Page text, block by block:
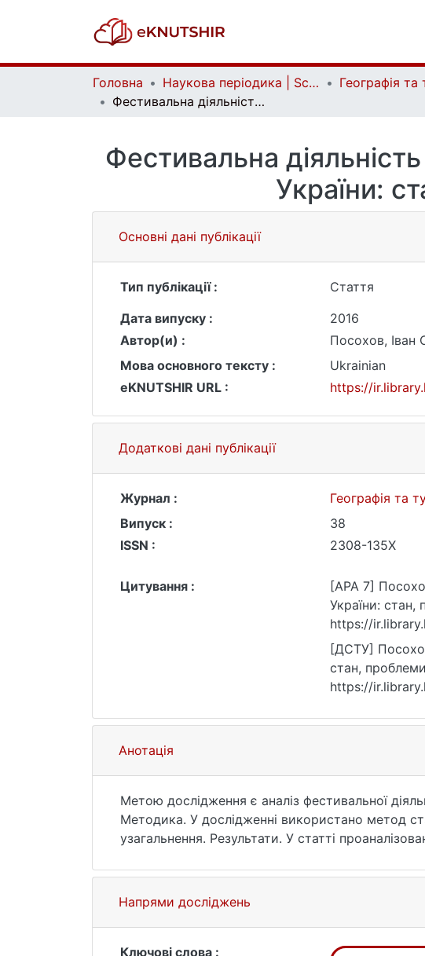
Головна Наукова періодика | Scientific periodicals
Фестивальна діяльність в контексті розвитку подієвого туризму України: стан, проблеми, перспективи
Фестивальна
України:
Основні дані публікації
Тип публікації :
Стаття
Дата випуску :
2016
Автор(и) :
Посохов, Іван
Мова основного тексту :
Ukrainian
eKNUTSHIR URL :
https://
Додаткові дані публікації
Журнал :
Географія та
Випуск :
38
ISSN :
2308-135X
Цитування :
[APA 7]
України: стан,
https://
[ДСТУ]
стан,
https://
Анотація
Метою дослідження є аналіз фестивальної
Методика. У дослідженні використано метод
узагальнення. Результати. У статті
перешкоди та шляхи розвитку фестивальної
відомостей про стан розвитку інфраструктури
діяльності, яка є перспективним напрямком у
фестивальну діяльність як складову
держави.
Напрями досліджень
Ключові слова :